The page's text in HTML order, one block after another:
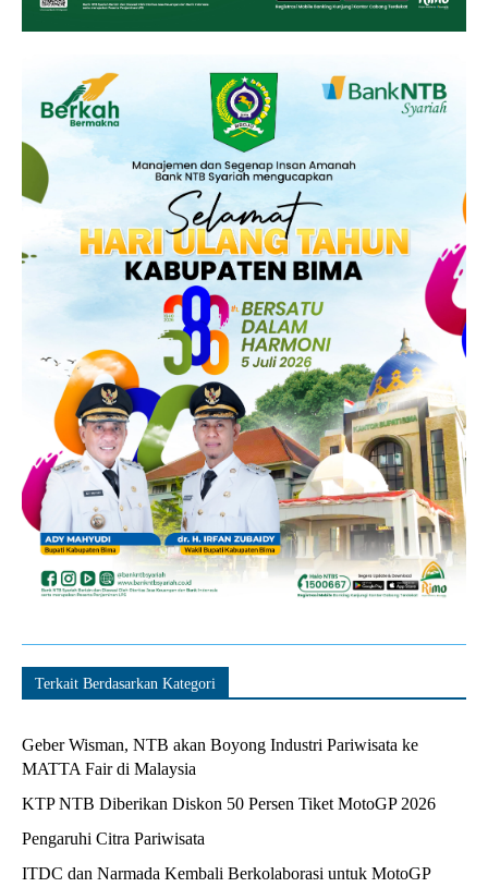
Terkait Berdasarkan Kategori
Geber Wisman, NTB akan Boyong Industri Pariwisata ke
MATTA Fair di Malaysia
KTP NTB Diberikan Diskon 50 Persen Tiket MotoGP 2026
Pengaruhi Citra Pariwisata
ITDC dan Narmada Kembali Berkolaborasi untuk MotoGP